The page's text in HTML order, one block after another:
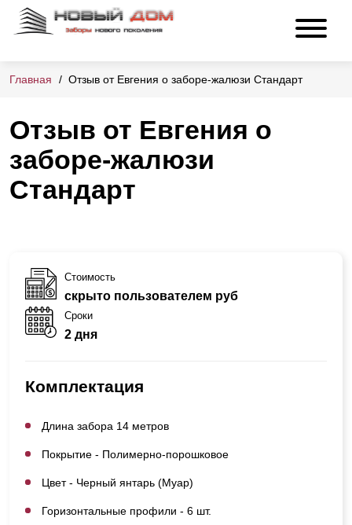
Главная Отзыв от Евгения о заборе-жалюзи Стандарт
Отзыв от Евгения о
заборе-жалюзи
Стандарт
Стоимость
скрыто пользователем руб
Сроки
2 дня
Комплектация
Длина забора 14 метров
Покрытие - Полимерно-порошковое
Цвет - Черный янтарь (Муар)
Горизонтальные профили - 6 шт.